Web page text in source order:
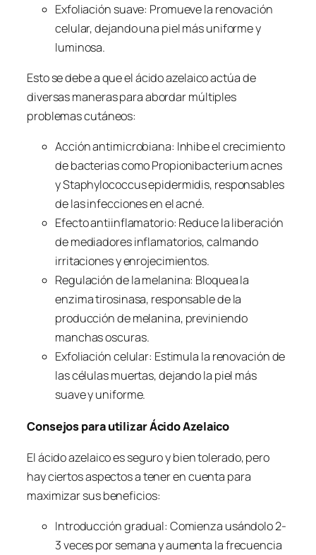
Exfoliación suave: Promueve la renovación
celular, dejando una piel más uniforme y
luminosa.
Esto se debe a que el ácido azelaico actúa de
diversas maneras para abordar múltiples
problemas cutáneos:
Acción antimicrobiana: Inhibe el crecimiento
de bacterias como Propionibacterium acnes
y Staphylococcus epidermidis, responsables
de las infecciones en el acné.
Efecto antiinflamatorio: Reduce la liberación
de mediadores inflamatorios, calmando
irritaciones y enrojecimientos.
Regulación de la melanina: Bloquea la
enzima tirosinasa, responsable de la
producción de melanina, previniendo
manchas oscuras.
Exfoliación celular: Estimula la renovación de
las células muertas, dejando la piel más
suave y uniforme.
Consejos para utilizar Ácido Azelaico
El ácido azelaico es seguro y bien tolerado, pero
hay ciertos aspectos a tener en cuenta para
maximizar sus beneficios:
Introducción gradual: Comienza usándolo 2-
3 veces por semana y aumenta la frecuencia